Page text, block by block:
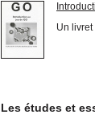
Un
Les études et